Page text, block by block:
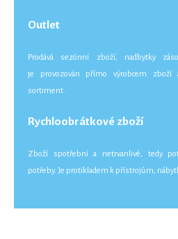
Outlet
Prodává sezónní zboží, nadbytky
je provozován přímo výrobcem zboží
sortiment.
Rychloobrátkové zboží
Zboží spotřební a netrvanlivé, tedy
potřeby. Je protikladem k přístrojům,